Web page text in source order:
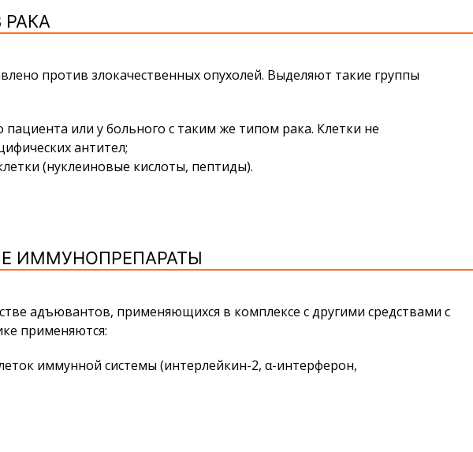
против злокачественных опухолей. Выделяют такие группы
или у больного с таким же типом рака. Клетки не
антител;
(нуклеиновые кислоты, пептиды).
ИММУНОПРЕПАРАТЫ
адъювантов, применяющихся в комплексе с другими средствами с
применяются:
иммунной системы (интерлейкин-2, α-интерферон,